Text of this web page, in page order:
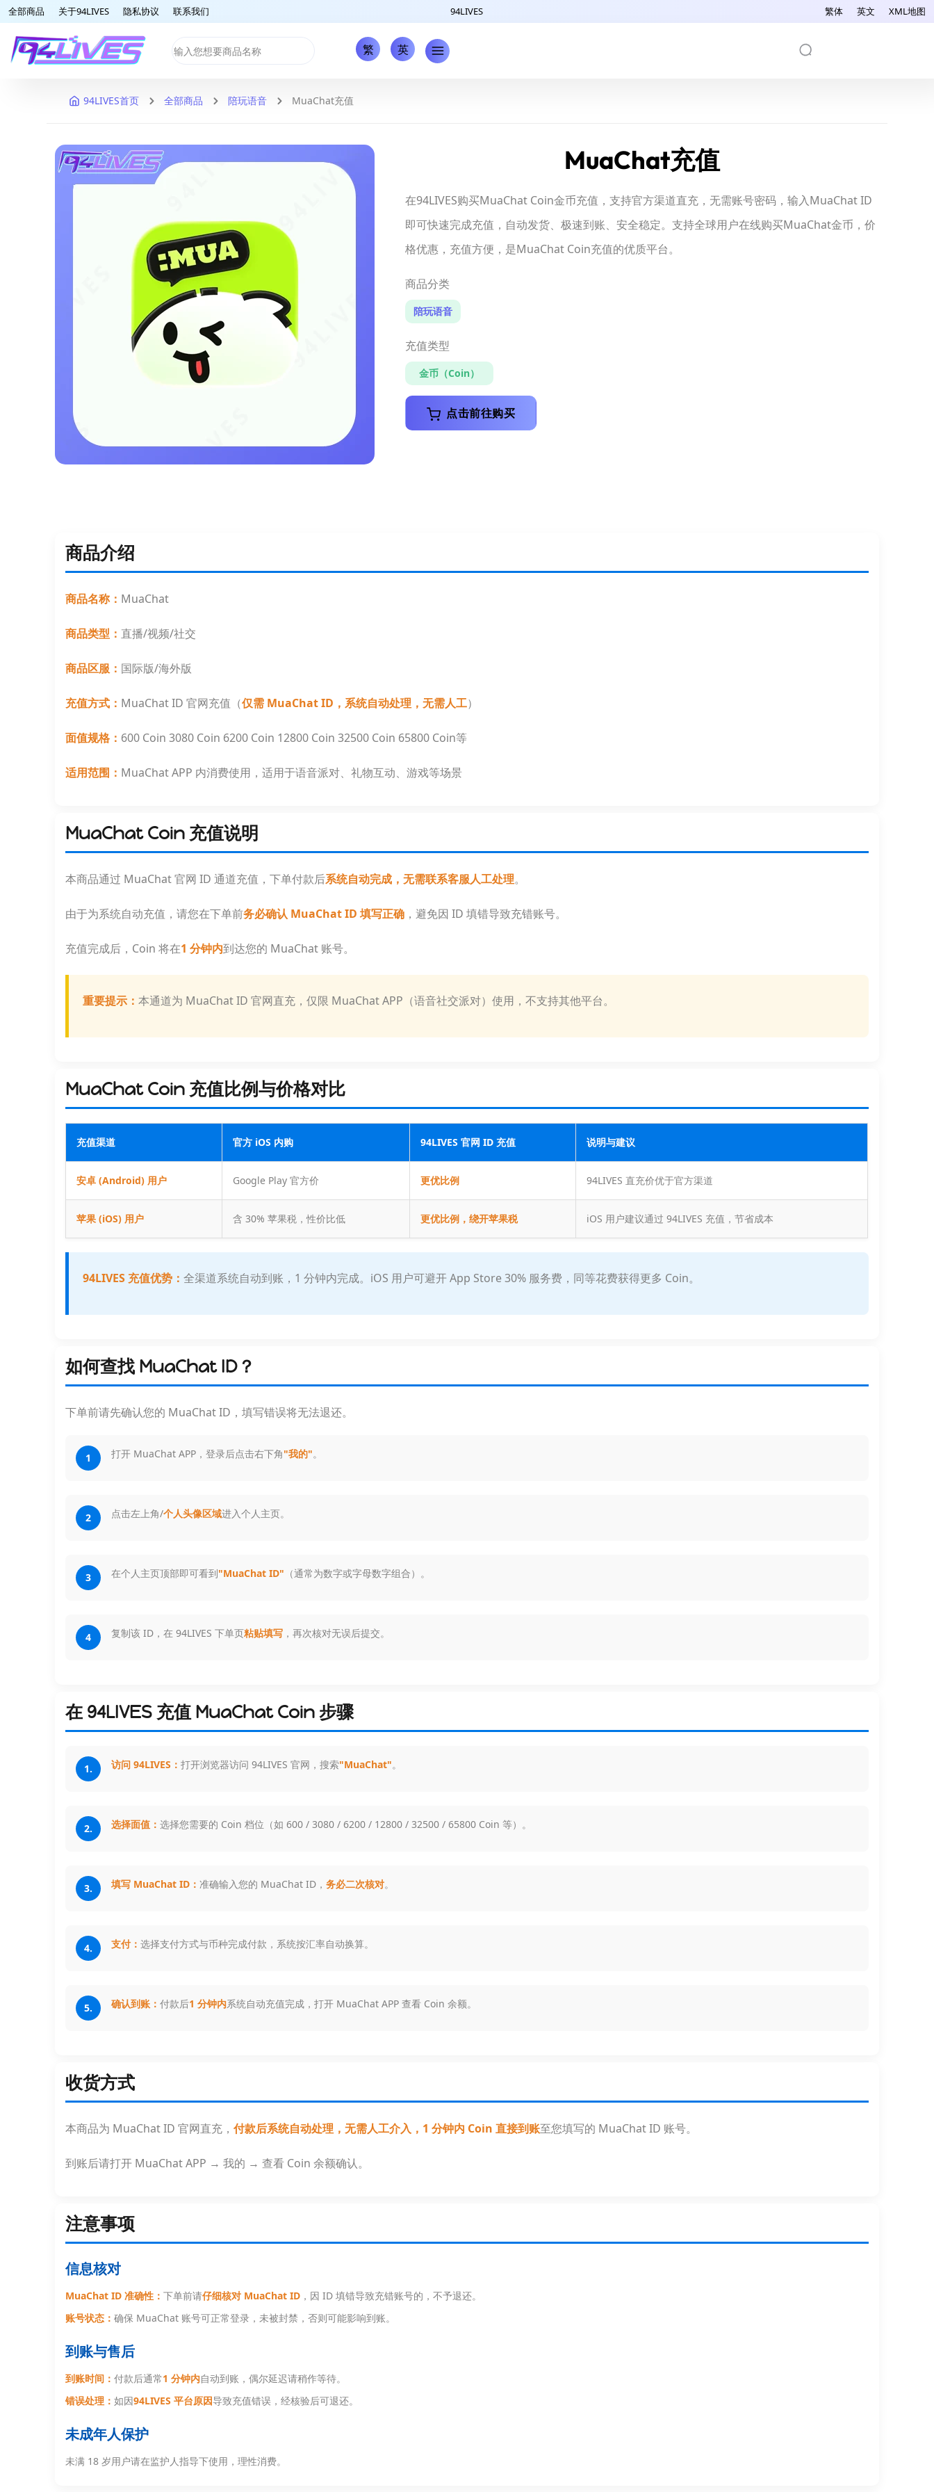
全部商品 关于94LIVES 隐私协议 联系我们 94LIVES 繁体 英文 XML地图
繁 英
94LIVES首页 全部商品 陪玩语音 MuaChat充值
MuaChat充值
在94LIVES购买MuaChat Coin金币充值，支持官方渠道直充，无需账号密码，输入MuaChat ID
即可快速完成充值，自动发货、极速到账、安全稳定。支持全球用户在线购买MuaChat金币，价
格优惠，充值方便，是MuaChat Coin充值的优质平台。
商品分类
陪玩语音
充值类型
金币（Coin）
点击前往购买
商品介绍
商品名称： MuaChat
商品类型： 直播/视频/社交
商品区服： 国际版/海外版
充值方式： MuaChat ID 官网充值（仅需 MuaChat ID，系统自动处理，无需人工）
面值规格： 600 Coin 3080 Coin 6200 Coin 12800 Coin 32500 Coin 65800 Coin等
适用范围： MuaChat APP 内消费使用，适用于语音派对、礼物互动、游戏等场景
MuaChat Coin 充值说明
本商品通过 MuaChat 官网 ID 通道充值，下单付款后系统自动完成，无需联系客服人工处理。
由于为系统自动充值，请您在下单前务必确认 MuaChat ID 填写正确 ，避免因 ID 填错导致充错账号。
充值完成后，Coin 将在1 分钟内到达您的 MuaChat 账号。
重要提示：本通道为 MuaChat ID 官网直充，仅限 MuaChat APP（语音社交派对）使用，不支持其他平台。
MuaChat Coin 充值比例与价格对比
充值渠道 官方 iOS 内购 94LIVES 官网 ID 充值 说明与建议
安卓 (Android) 用户 Google Play 官方价 更优比例 94LIVES 直充价优于官方渠道
苹果 (iOS) 用户 含 30% 苹果税，性价比低 更优比例，绕开苹果税 iOS 用户建议通过 94LIVES 充值，节省成本
94LIVES 充值优势：全渠道系统自动到账，1 分钟内完成。iOS 用户可避开 App Store 30% 服务费，同等花费获得更多 Coin。
如何查找 MuaChat ID？
下单前请先确认您的 MuaChat ID，填写错误将无法退还。
1 打开 MuaChat APP，登录后点击右下角"我的"。
2 点击左上角/个人头像区域进入个人主页。
3 在个人主页顶部即可看到"MuaChat ID" （通常为数字或字母数字组合）。
4 复制该 ID，在 94LIVES 下单页粘贴填写 ，再次核对无误后提交。
在 94LIVES 充值 MuaChat Coin 步骤
1. 访问 94LIVES：打开浏览器访问 94LIVES 官网，搜索"MuaChat"。
2. 选择面值：选择您需要的 Coin 档位（如 600 / 3080 / 6200 / 12800 / 32500 / 65800 Coin 等）。
3. 填写 MuaChat ID：准确输入您的 MuaChat ID，务必二次核对。
4. 支付：选择支付方式与币种完成付款，系统按汇率自动换算。
5. 确认到账：付款后1 分钟内系统自动充值完成，打开 MuaChat APP 查看 Coin 余额。
收货方式
本商品为 MuaChat ID 官网直充，付款后系统自动处理，无需人工介入，1 分钟内 Coin 直接到账至您填写的 MuaChat ID 账号。
到账后请打开 MuaChat APP → 我的 → 查看 Coin 余额确认。
注意事项
信息核对
MuaChat ID 准确性：下单前请仔细核对 MuaChat ID ，因 ID 填错导致充错账号的，不予退还。
账号状态：确保 MuaChat 账号可正常登录，未被封禁，否则可能影响到账。
到账与售后
到账时间：付款后通常1 分钟内自动到账，偶尔延迟请稍作等待。
错误处理：如因94LIVES 平台原因导致充值错误，经核验后可退还。
未成年人保护
未满 18 岁用户请在监护人指导下使用，理性消费。